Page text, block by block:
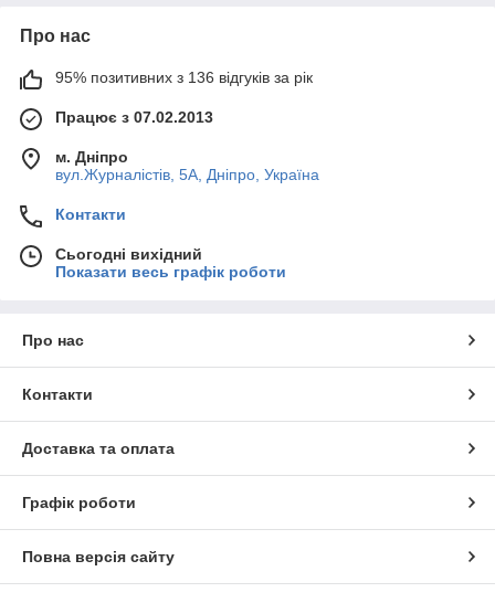
Про нас
95% позитивних з 136 відгуків за рік
Працює з 07.02.2013
м. Дніпро
вул.Журналістів, 5А, Дніпро, Україна
Контакти
Сьогодні вихідний
Показати весь графік роботи
Про нас
Контакти
Доставка та оплата
Графік роботи
Повна версія сайту